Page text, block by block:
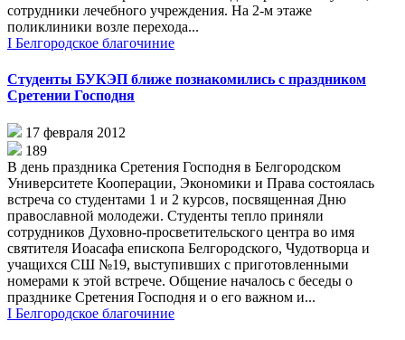
сотрудники лечебного учреждения. На 2-м этаже
поликлиники возле перехода...
I Белгородское благочиние
Студенты БУКЭП ближе познакомились с праздником
Сретении Господня
17 февраля 2012
189
В день праздника Сретения Господня в Белгородском
Университете Кооперации, Экономики и Права состоялась
встреча со студентами 1 и 2 курсов, посвященная Дню
православной молодежи. Студенты тепло приняли
сотрудников Духовно-просветительского центра во имя
святителя Иоасафа епископа Белгородского, Чудотворца и
учащихся СШ №19, выступивших с приготовленными
номерами к этой встрече. Общение началось с беседы о
празднике Сретения Господня и о его важном и...
I Белгородское благочиние